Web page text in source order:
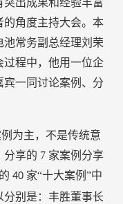
的角度主持大会。本
常务副总经理刘荣
过程中，他用一位企
一同讨论案例、分
为主，不是传统意
分享的 7 家案例分享
40 家“十大案例”中
别是：丰胜董事长